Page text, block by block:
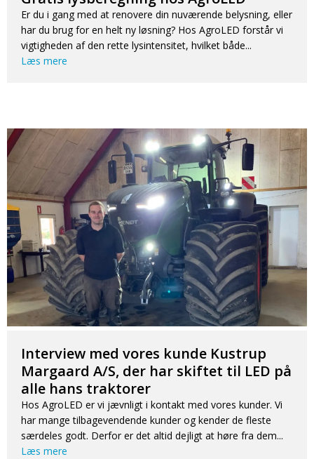
Er du i gang med at renovere din nuværende belysning, eller
har du brug for en helt ny løsning? Hos AgroLED forstår vi
vigtigheden af den rette lysintensitet, hvilket både...
Læs mere
Interview med vores kunde Kustrup
Margaard A/S, der har skiftet til LED på
alle hans traktorer
Hos AgroLED er vi jævnligt i kontakt med vores kunder. Vi
har mange tilbagevendende kunder og kender de fleste
særdeles godt. Derfor er det altid dejligt at høre fra dem...
Læs mere